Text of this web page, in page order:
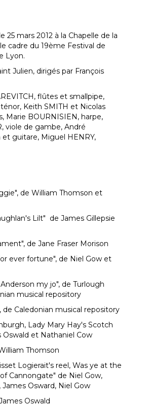
25 mars 2012 à la Chapelle de la
cadre du 19ème Festival de
Lyon.
Julien, dirigés par François
flûtes et smallpipe,
Keith SMITH et Nicolas
Marie BOURNISIEN, harpe,
viole de gambe, André
guitare, Miguel HENRY,
de William Thomson et
Lilt" de James Gillepsie
de Jane Fraser Morison
ever fortune", de Niel Gow et
my jo", de Turlough
musical repository
de Caledonian musical repository
Lady Mary Hay's Scotch
Oswald et Nathaniel Cow
Thomson
Logierait's reel, Was ye at the
Cannongate" de Niel Gow,
Osward, Niel Gow
Oswald